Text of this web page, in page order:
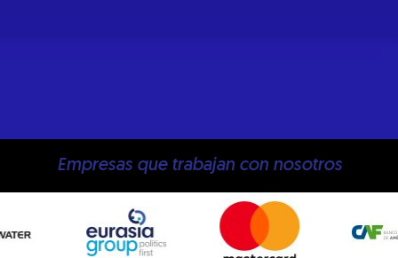
Empresas que trabajan con nosotros